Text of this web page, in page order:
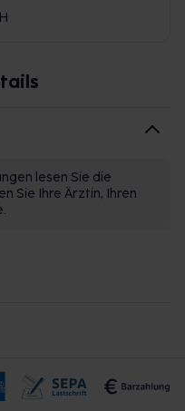
lesen Sie die
Sie Ihre Ärztin, Ihren